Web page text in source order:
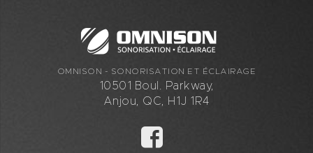
OMNISON - SONORISATION ET ÉCLAIRAGE
10501 Boul. Parkway,
Anjou, QC, H1J 1R4